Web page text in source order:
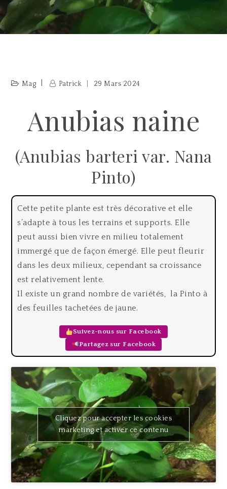
Mag Patrick 29 Mars 2024
Anubias naine
(Anubias barteri var. Nana
Pinto)
Cette petite plante est très décorative et elle
s’adapte à tous les terrains et supports. Elle
peut aussi bien vivre en milieu totalement
immergé que de façon émergé. Elle peut fleurir
dans les deux milieux, cependant sa croissance
est relativement lente.
Il existe un grand nombre de variétés, la Pinto à
des feuilles tachetées de jaune.
Suivez-nous sur Facebook
Partagez sur Facebook
Cliquez pour accepter les cookies
marketing et activer ce contenu